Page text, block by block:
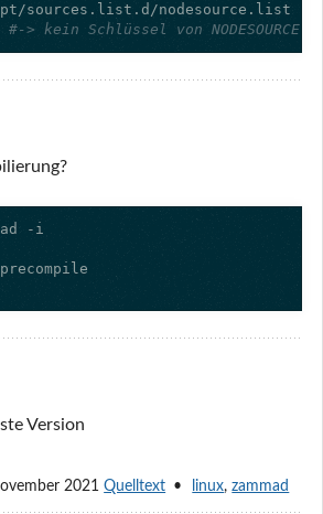
#-> kein Schlüssel von
Version
2021 Quelltext linux,zammad